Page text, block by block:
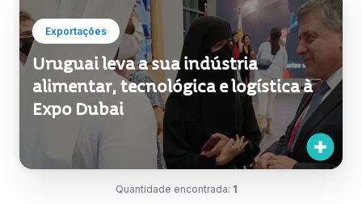
Exportações
Uruguai leva a sua indústria
alimentar, tecnológica e logística à
Expo Dubai
Quantidade encontrada: 1